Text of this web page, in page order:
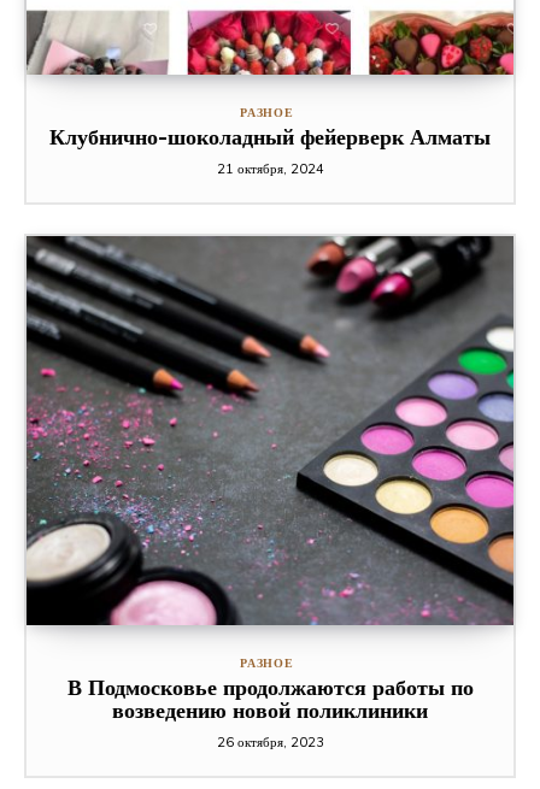
РАЗНОЕ
Клубнично-шоколадный фейерверк Алматы
21 октября, 2024
РАЗНОЕ
В Подмосковье продолжаются работы по
возведению новой поликлиники
26 октября, 2023